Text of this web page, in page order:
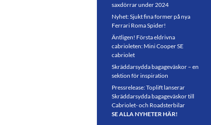
saxdörrar under 2024
Nyhet: Sjukt fina former på nya
Ferrari Roma Spider!
Äntligen! Första eldrivna
cabrioleten: Mini Cooper SE
cabriolet
Skräddarsydda bagageväskor – en
sektion för inspiration
Pressrelease: Toplift lanserar
Skräddarsydda bagageväskor till
Cabriolet- och Roadsterbilar
SE ALLA NYHETER HÄR!